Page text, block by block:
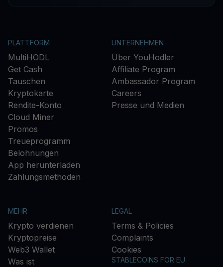
PLATTFORM
MultiHODL
Get Cash
Tauschen
Kryptokarte
Rendite-Konto
Cloud Miner
Promos
Treueprogramm
Belohnungen
App herunterladen
Zahlungsmethoden
UNTERNEHMEN
Über YouHodler
Affiliate Program
Ambassador Program
Careers
Presse und Medien
MEHR
Krypto verdienen
Kryptopreise
Web3 Wallet
Was ist
LEGAL
Terms & Policies
Complaints
Cookies
STABLECOINS FOR EU